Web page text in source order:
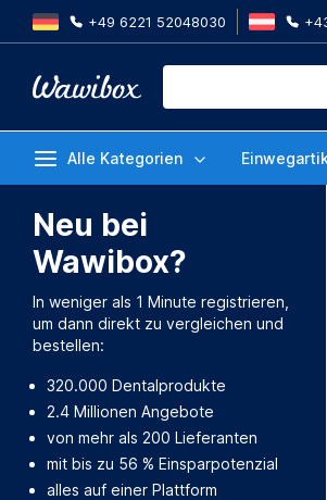
+49 6221 52048030
Alle Kategorien
Neu bei
Wawibox?
In weniger als 1 Minute registrieren,
um dann direkt zu vergleichen und
bestellen:
320.000 Dentalprodukte
2.4 Millionen Angebote
von mehr als 200 Lieferanten
mit bis zu 56 % Einsparpotenzial
alles auf einer Plattform